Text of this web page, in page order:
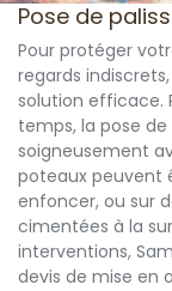
Pose de
Pour protéger
regards
solution efficace.
temps, la pose
soigneusement
poteaux peuvent
enfoncer, ou sur
cimentées à la
interventions,
devis de mise en